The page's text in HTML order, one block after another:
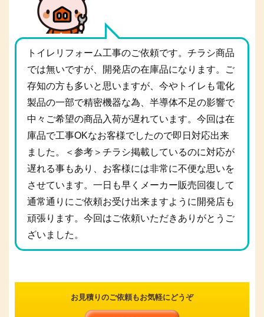
トイレリフォーム工事のご依頼です。チラシ商品
では無いですが、開発店の在庫品になります。ご
存知の方も多いと思いますが、今やトイレも電化
製品の一部で精密機器な為、半導体不足の影響で
中々ご希望の商品入荷が遅れています。今回は在
庫品で工事OKなお客様でしたので即日対応出来
ました。＜参考＞チラシ掲載しているのに対応が
遅れる事もあり、お客様には非常に不便な思いを
させています。一日も早くメーカー販売回復して
通常通りにご依頼お受け出来ますように開発店も
頑張ります。今回はご依頼いただきありがとうご
ざいました。
お見積りのご依頼もお気軽にどうぞ